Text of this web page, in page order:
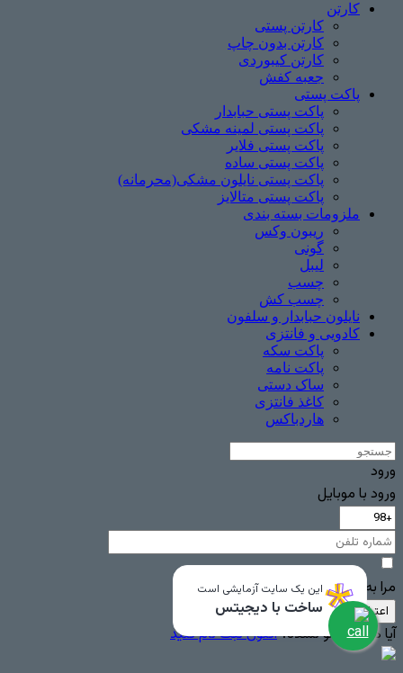
کارتن
کارتن پستی
کارتن بدون چاپ
کارتن کیبوردی
جعبه کفش
پاکت پستی
پاکت پستی حبابدار
پاکت پستی لمینه مشکی
پاکت پستی فلایر
پاکت پستی ساده
پاکت پستی نایلون مشکی(محرمانه)
پاکت پستی متالایز
ملزومات بسته بندی
ریبون وکس
گونی
لیبل
چسب
چسب ‌کش
نایلون حبابدار و سلفون
کادویی و فانتزی
پاکت سکه
پاکت نامه
ساک دستی
کاغذ فانتزی
هاردباکس
ورود
ورود با موبایل
مرا به خاطر بسپار
اعتبار سنجی
آیا هنوز عضو نشده؟اکنون ثبت نام کنید
این یک سایت آزمایشی است
ساخت با دیجیتس